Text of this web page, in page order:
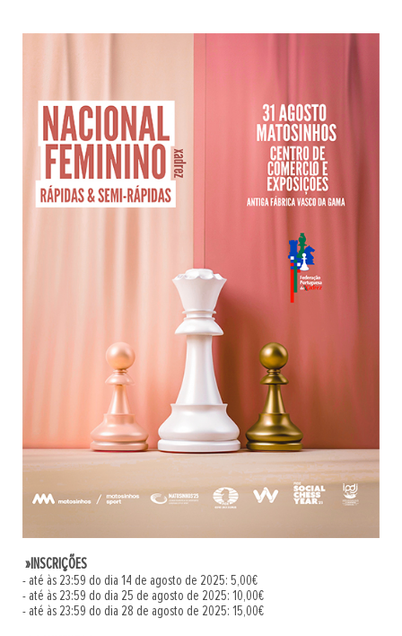
» INSCRIÇÕES
- até às 23:59 do dia 14 de agosto de 2025: 5,00€
- até às 23:59 do dia 25 de agosto de 2025: 10,00€
- até às 23:59 do dia 28 de agosto de 2025: 15,00€